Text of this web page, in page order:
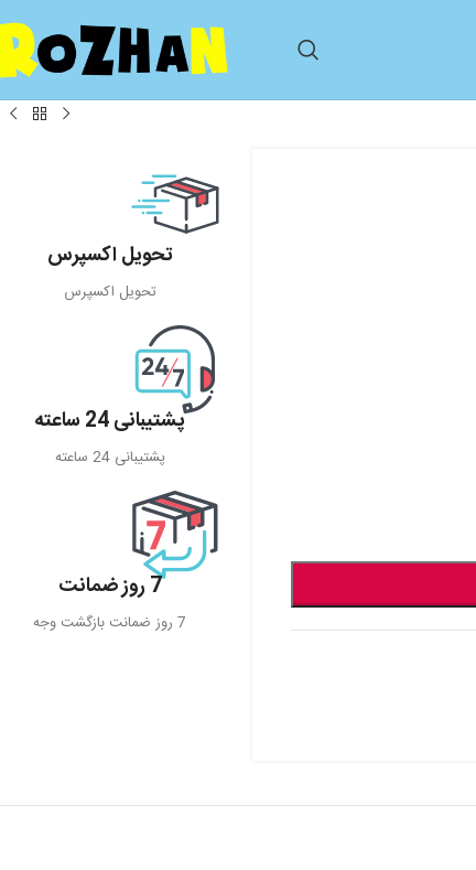
تحویل اکسپرس
تحویل اکسپرس
پشتیبانی 24 ساعته
پشتیبانی 24 ساعته
7 روز ضمانت
7 روز ضمانت بازگشت وجه